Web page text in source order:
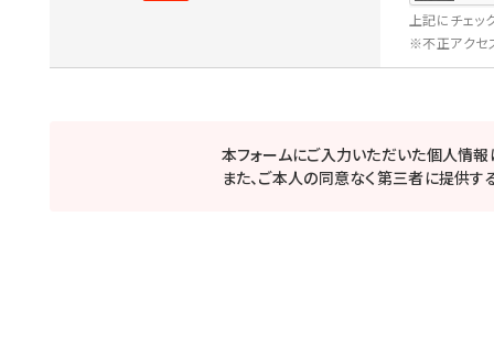
上記にチェッ
※不正アクセ
本フォームにご入力いただいた個人情
また、ご本人の同意なく第三者に提供す